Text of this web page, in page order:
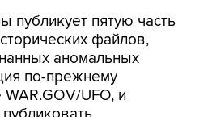
публикует пятую часть
файлов,
аномальных
по-прежнему
UFO, и